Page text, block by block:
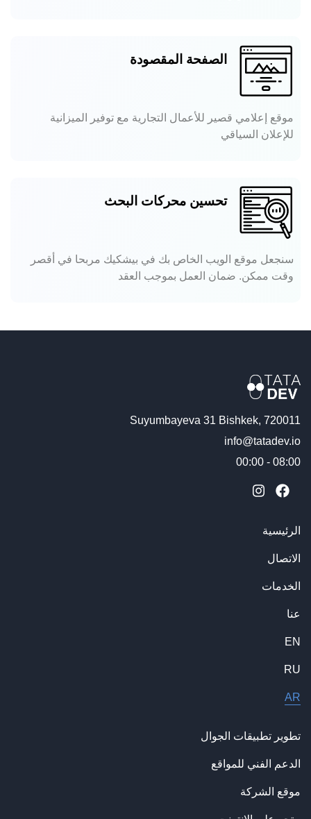
الصفحة المقصودة
موقع إعلامي قصير للأعمال التجارية مع توفير الميزانية
للإعلان السياقي
تحسين محركات البحث
سنجعل موقع الويب الخاص بك في بيشكيك مربحا في أقصر
وقت ممكن. ضمان العمل بموجب العقد
Suyumbayeva 31 Bishkek, 720011
info@tatadev.io
08:00 - 00:00
الرئيسية
الاتصال
الخدمات
عنا
EN
RU
AR
تطوير تطبيقات الجوال
الدعم الفني للمواقع
موقع الشركة